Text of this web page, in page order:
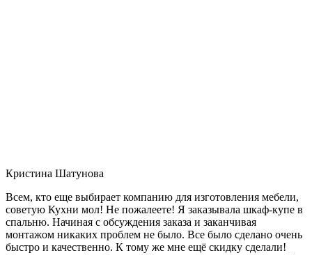
Кристина Шатунова
Всем, кто еще выбирает компанию для изготовления мебели,
советую Кухни мол! Не пожалеете! Я заказывала шкаф-купе в
спальню. Начиная с обсуждения заказа и заканчивая
монтажом никаких проблем не было. Все было сделано очень
быстро и качественно. К тому же мне ещё скидку сделали!